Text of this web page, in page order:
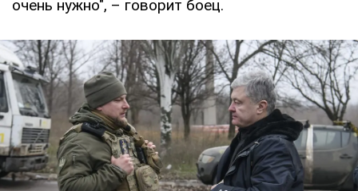
очень нужно", – говорит боец.